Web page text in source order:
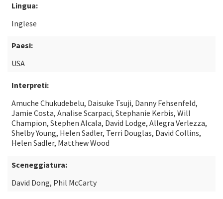
Lingua:
Inglese
Paesi:
USA
Interpreti:
Amuche Chukudebelu, Daisuke Tsuji, Danny Fehsenfeld,
Jamie Costa, Analise Scarpaci, Stephanie Kerbis, Will
Champion, Stephen Alcala, David Lodge, Allegra Verlezza,
Shelby Young, Helen Sadler, Terri Douglas, David Collins,
Helen Sadler, Matthew Wood
Sceneggiatura:
David Dong, Phil McCarty